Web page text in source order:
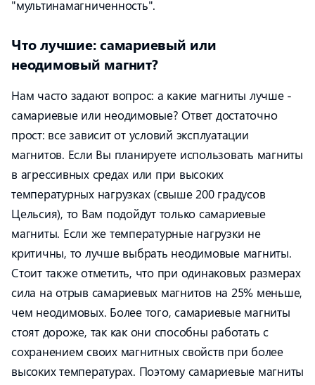
"мультинамагниченность".
Что лучшие: самариевый или
неодимовый магнит?
Нам часто задают вопрос: а какие магниты лучше -
самариевые или неодимовые? Ответ достаточно
прост: все зависит от условий эксплуатации
магнитов. Если Вы планируете использовать магниты
в агрессивных средах или при высоких
температурных нагрузках (свыше 200 градусов
Цельсия), то Вам подойдут только самариевые
магниты. Если же температурные нагрузки не
критичны, то лучше выбрать неодимовые магниты.
Стоит также отметить, что при одинаковых размерах
сила на отрыв самариевых магнитов на 25% меньше,
чем неодимовых. Более того, самариевые магниты
стоят дороже, так как они способны работать с
сохранением своих магнитных свойств при более
высоких температурах. Поэтому самариевые магниты